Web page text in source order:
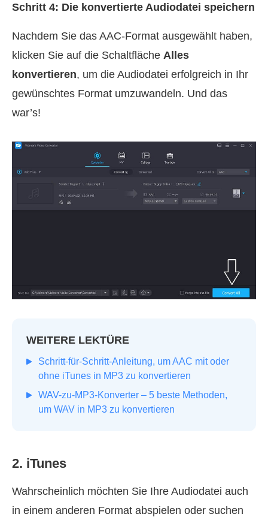
Schritt 4: Die konvertierte Audiodatei speichern
Nachdem Sie das AAC‑Format ausgewählt haben,
klicken Sie auf die Schaltfläche Alles
konvertieren, um die Audiodatei erfolgreich in Ihr
gewünschtes Format umzuwandeln. Und das
war’s!
WEITERE LEKTÜRE
Schritt‑für‑Schritt‑Anleitung, um AAC mit oder
ohne iTunes in MP3 zu konvertieren
WAV-zu-MP3-Konverter – 5 beste Methoden,
um WAV in MP3 zu konvertieren
2. iTunes
Wahrscheinlich möchten Sie Ihre Audiodatei auch
in einem anderen Format abspielen oder suchen